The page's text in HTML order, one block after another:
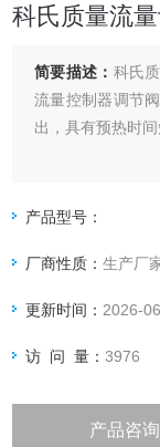
科氏质量流
简要描述： 科氏
流量控制器调节
出，具有预热时
产品型号：
厂商性质：生产厂
更新时间： 2026-
访 问 量：3976
产品咨询